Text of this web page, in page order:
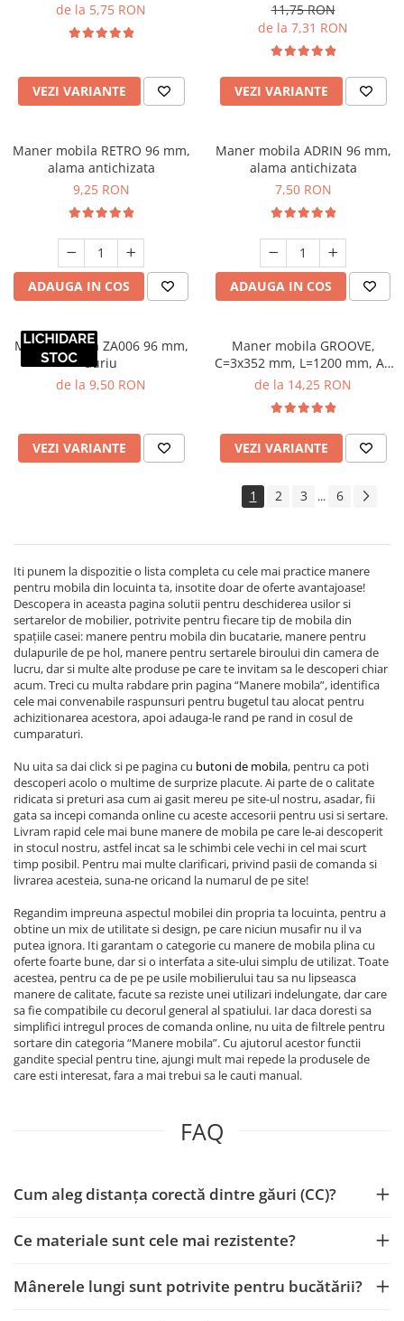
de la 5,75 RON
VEZI VARIANTE
11,75 RON
de la 7,31 RON
VEZI VARIANTE
Maner mobila RETRO 96 mm,
alama antichizata
9,25 RON
ADAUGA IN COS
Maner mobila ADRIN 96 mm,
alama antichizata
7,50 RON
ADAUGA IN COS
Maner mobila ZA006 96 mm,
auriu
de la 9,50 RON
VEZI VARIANTE
Maner mobila GROOVE,
C=3x352 mm, L=1200 mm, Al,
negru mat
de la 14,25 RON
VEZI VARIANTE
1 2 3 ... 6
Iti punem la dispozitie o lista completa cu cele mai practice manere
pentru mobila din locuinta ta, insotite doar de oferte avantajoase!
Descopera in aceasta pagina solutii pentru deschiderea usilor si
sertarelor de mobilier, potrivite pentru fiecare tip de mobila din
spațiile casei: manere pentru mobila din bucatarie, manere pentru
dulapurile de pe hol, manere pentru sertarele biroului din camera de
lucru, dar si multe alte produse pe care te invitam sa le descoperi chiar
acum. Treci cu multa rabdare prin pagina “Manere mobila”, identifica
cele mai convenabile raspunsuri pentru bugetul tau alocat pentru
achizitionarea acestora, apoi adauga-le rand pe rand in cosul de
cumparaturi.
Nu uita sa dai click si pe pagina cu butoni de mobila, pentru ca poti
descoperi acolo o multime de surprize placute. Ai parte de o calitate
ridicata si preturi asa cum ai gasit mereu pe site-ul nostru, asadar, fii
gata sa incepi comanda online cu aceste accesorii pentru usi si sertare.
Livram rapid cele mai bune manere de mobila pe care le-ai descoperit
in stocul nostru, astfel incat sa le schimbi cele vechi in cel mai scurt
timp posibil. Pentru mai multe clarificari, privind pasii de comanda si
livrarea acesteia, suna-ne oricand la numarul de pe site!
Regandim impreuna aspectul mobilei din propria ta locuinta, pentru a
obtine un mix de utilitate si design, pe care niciun musafir nu il va
putea ignora. Iti garantam o categorie cu manere de mobila plina cu
oferte foarte bune, dar si o interfata a site-ului simplu de utilizat. Toate
acestea, pentru ca de pe pe usile mobilierului tau sa nu lipseasca
manere de calitate, facute sa reziste unei utilizari indelungate, dar care
sa fie compatibile cu decorul general al spatiului. Iar daca doresti sa
simplifici intregul proces de comanda online, nu uita de filtrele pentru
sortare din categoria “Manere mobila”. Cu ajutorul acestor functii
gandite special pentru tine, ajungi mult mai repede la produsele de
care esti interesat, fara a mai trebui sa le cauti manual.
FAQ
Cum aleg distanța corectă dintre găuri (CC)?
Ce materiale sunt cele mai rezistente?
Mânerele lungi sunt potrivite pentru bucătării?